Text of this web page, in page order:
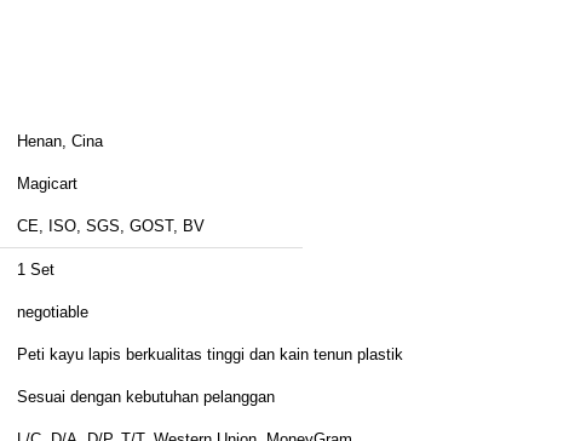
Henan, Cina
Magicart
CE, ISO, SGS, GOST, BV
1 Set
negotiable
Peti kayu lapis berkualitas tinggi dan kain tenun plastik
Sesuai dengan kebutuhan pelanggan